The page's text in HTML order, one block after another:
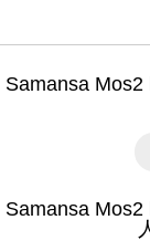
Samansa Mos2
Samansa Mos2